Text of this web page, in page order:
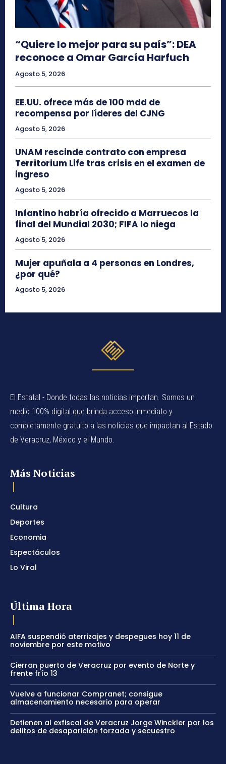
“Quiere lo mejor para su país”: DEA
reconoce a Omar García Harfuch
Agosto 5, 2026
EE.UU. ofrece más de 100 mdd de
recompensa por líderes del CJNG
Agosto 5, 2026
UNAM rescinde contrato con empresa
Territorium Life tras crisis en el examen de
ingreso
Agosto 5, 2026
Infantino habría ofrecido a Marruecos la
final del Mundial 2030; FIFA lo niega
Agosto 5, 2026
Mujer apuñala a 4 personas en Londres,
¿por qué?
Agosto 5, 2026
El Estatal - Donde todas las noticias importan. Somos un
medio 100% digital que brinda acceso inmediato y
completamente gratuito a las noticias que impactan al Estado
de Veracruz, México y el Mundo.
Más Noticias
Cultura
Deportes
Economia
Espectáculos
Lo Viral
Última Hora
AIFA suspendió aterrizajes y despegues hoy 11 de
noviembre por este motivo
Cierran puerto de Veracruz por evento de Norte y
frente frío 13
Vuelve a funcionar Compranet; consigue
almacenamiento necesario para operar
Detienen al exfiscal de Veracruz Jorge Winckler por los
delitos de desaparición forzada y secuestro